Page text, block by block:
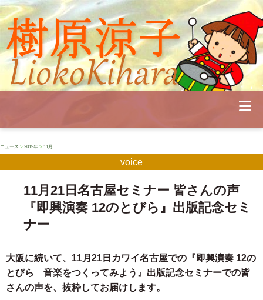
Profile
Concert
Seminar
Diary
Contact
School
ニュース > 2019年 > 11月
voice
11月21日名古屋セミナー 皆さんの声
『即興演奏 12のとびら』出版記念セミ
ナー
大阪に続いて、11月21日カワイ名古屋での『即興演奏 12の
とびら 音楽をつくってみよう』出版記念セミナーでの皆
さんの声を、抜粋してお届けします。